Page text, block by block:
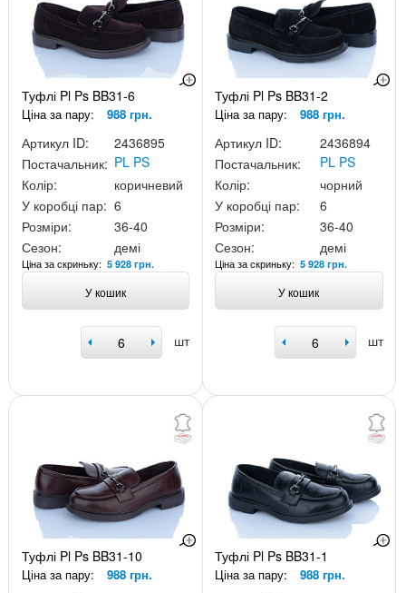
Туфлі Pl Ps BB31-6
Ціна за пару: 988 грн.
Артикул ID:
2436895
Постачальник: PL PS
Колір:
коричневий
У коробці пар: 6
Розміри:
36-40
Сезон:
демі
Ціна за скриньку: 5 928 грн.
У кошик
шт
Туфлі Pl Ps BB31-2
Ціна за пару: 988 грн.
Артикул ID:
2436894
Постачальник:
PL PS
Колір:
чорний
У коробці пар:
6
Розміри:
36-40
Сезон:
демі
Ціна за скриньку:5 928 грн.
У кошик
шт
Туфлі Pl Ps BB31-10
Ціна за пару: 988 грн.
Туфлі Pl Ps BB31-1
Ціна за пару: 988 грн.